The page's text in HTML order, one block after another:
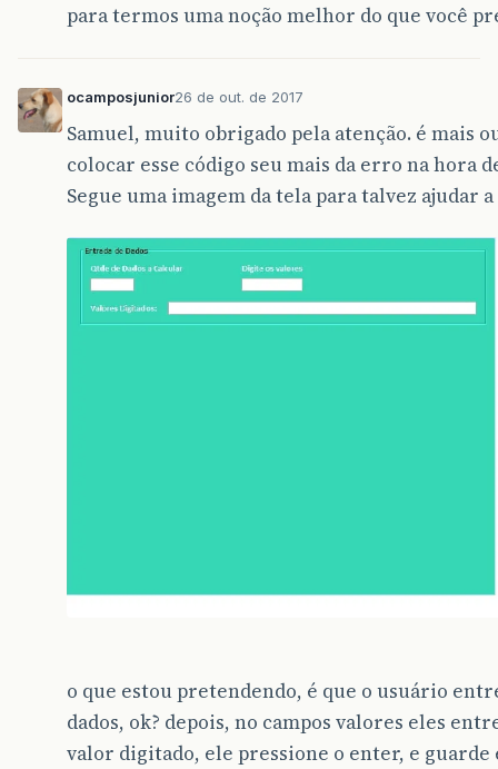
para termos uma noção melhor do que você
ocamposjunior26 de out. de 2017
Samuel, muito obrigado pela atenção. é mais
colocar esse código seu mais da erro na hora
Segue uma imagem da tela para talvez ajudar
o que estou pretendendo, é que o usuário
dados, ok? depois, no campos valores eles
valor digitado, ele pressione o enter, e guarde